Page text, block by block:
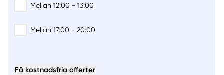
Mellan 12:00 - 13:00
Mellan 17:00 - 20:00
Få kostnadsfria offerter